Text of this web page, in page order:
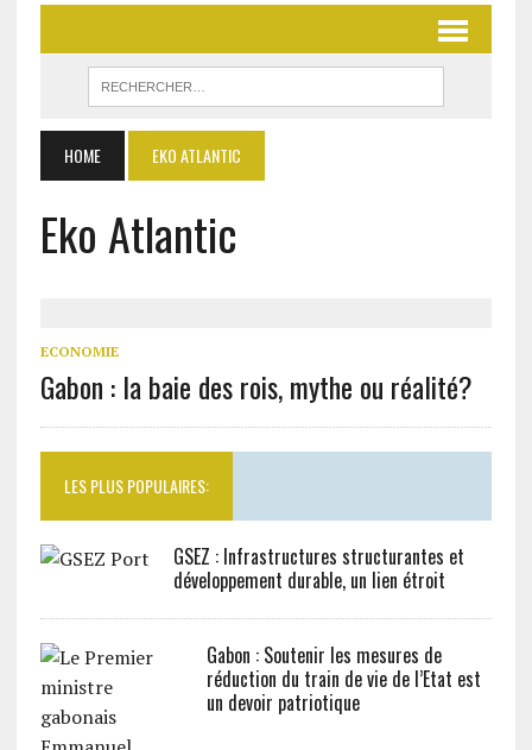
HOME EKO ATLANTIC
Eko Atlantic
ECONOMIE
Gabon : la baie des rois, mythe ou réalité?
LES PLUS POPULAIRES:
GSEZ : Infrastructures structurantes et
développement durable, un lien étroit
Gabon : Soutenir les mesures de
réduction du train de vie de l’Etat est
un devoir patriotique